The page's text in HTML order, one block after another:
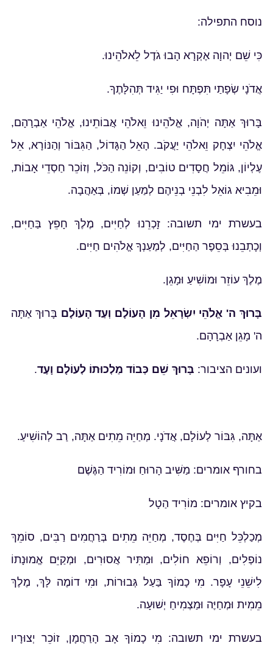
נוסח התפילה:
כִּי שֵׁם יְהוָה אֶקְרָא הָבוּ גֹדֶל לֵאלֹהֵינוּ.
אֲדֹנָי שְׂפָתַי תִּפְתָּח וּפִי יַגִּיד תְּהִלָּתֶךָ.
בָּרוּךְ אַתָּה יְהֹוָה, אֱלֹהֵינוּ וֵאלֹהֵי אֲבוֹתֵינוּ, אֱלֹהֵי אַבְרָהָם,
אֱלֹהֵי יִצְחָק וֵאלֹהֵי יַעֲקֹב. הָאֵל הַגָּדוֹל, הַגִּבּוֹר וְהַנּוֹרָא, אֵל
עֶלְיוֹן, גּוֹמֵל חֲסָדִים טוֹבִים, וְקוֹנֵה הַכֹּל, וְזוֹכֵר חַסְדֵי אָבוֹת,
וּמֵבִיא גוֹאֵל לִבְנֵי בְנֵיהֶם לְמַעַן שְׁמוֹ, בְּאַהֲבָה.
בעשרת ימי תשובה: זָכְרֵנוּ לְחַיִּים, מֶלֶךְ חָפֵץ בַּחַיִּים,
וְכָתְבֵנוּ בְּסֵפֶר הַחַיִּים, לְמַעַנְךָ אֱלֹהִים חַיִּים.
מֶלֶךְ עוֹזֵר וּמוֹשִׁיעַ וּמָגֵן.
בָּרוּךְ ה' אֱלֹהֵי יִשְׂרָאֵל מִן הָעוֹלָם וְעַד הָעוֹלָם בָּרוּךְ אַתָּה
ה' מָגֵן אַבְרָהָם.
ועונים הציבור: בָּרוּךְ שֵׁם כְּבוֹד מַלְכוּתוֹ לְעוֹלָם וָעֶד.
אַתָּה, גִּבּוֹר לְעוֹלָם, אֲדֹנָי. מְחַיֵּה מֵתִים אַתָּה, רַב לְהוֹשִׁיעַ.
בחורף אומרים: מַשִּׁיב הָרוּחַ וּמוֹרִיד הַגֶּשֶׁם
בקיץ אומרים: מוֹרִיד הַטָל
מְכַלְכֵּל חַיִּים בְּחֶסֶד, מְחַיֵּה מֵתִים בְּרַחֲמִים רַבִּים, סוֹמֵךְ
נוֹפְלִים, וְרוֹפֵא חוֹלִים, וּמַתִּיר אֲסוּרִים, וּמְקַיֵּם אֱמוּנָתוֹ
לִישֵׁנֵי עָפָר. מִי כָמוֹךָ בַּעַל גְּבוּרוֹת, וּמִי דוֹמֶה לָּךְ, מֶלֶךְ
מֵמִית וּמְחַיֶּה וּמַצְמִיחַ יְשׁוּעָה.
בעשרת ימי תשובה: מִי כָמוֹךָ אָב הָרַחֲמָן, זוֹכֵר יְצוּרָיו